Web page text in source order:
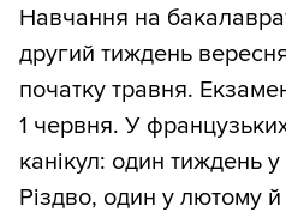
Навчання на
другий тиждень вересня
початку травня.
1 червня. У французьких
канікул: один тиждень
Різдво, один у лютому й